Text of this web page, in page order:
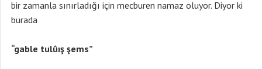
bir zamanla sınırladığı için mecburen namaz oluyor. Diyor ki
burada
“gable tulûış şems”